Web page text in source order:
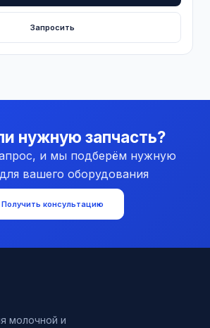
Запросить
нужную запчасть?
и мы подберём нужную
вашего оборудования
Получить консультацию
молочной и